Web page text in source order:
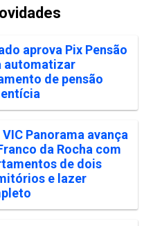
aprova Pix Pensão
automatizar
de pensão
VIC Panorama avança
da Rocha com
de dois
e lazer